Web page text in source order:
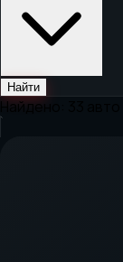
Найти
Найдено: